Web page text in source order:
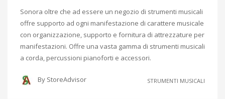
Sonora oltre che ad essere un negozio di strumenti musicali
offre supporto ad ogni manifestazione di carattere musicale
con organizzazione, supporto e fornitura di attrezzature per
manifestazioni. Offre una vasta gamma di strumenti musicali
a corda, percussioni pianoforti e accessori.
By StoreAdvisor STRUMENTI MUSICALI